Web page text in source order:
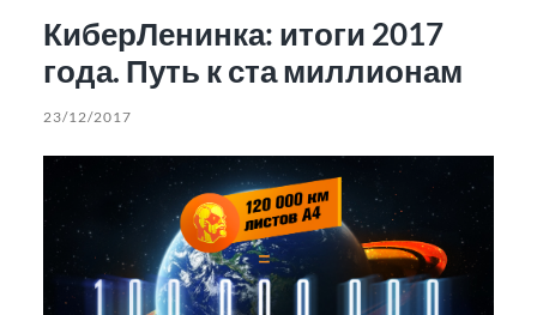
КиберЛенинка: итоги 2017
года. Путь к ста миллионам
23/12/2017